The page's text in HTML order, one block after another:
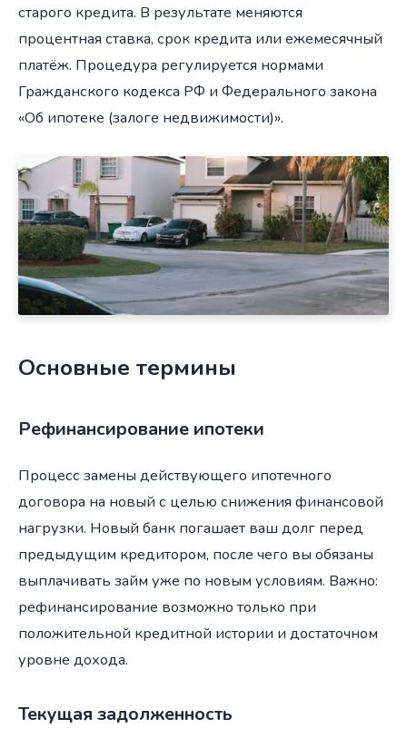
старого кредита. В результате меняются
процентная ставка, срок кредита или ежемесячный
платёж. Процедура регулируется нормами
Гражданского кодекса РФ и Федерального закона
«Об ипотеке (залоге недвижимости)».
Основные термины
Рефинансирование ипотеки
Процесс замены действующего ипотечного
договора на новый с целью снижения финансовой
нагрузки. Новый банк погашает ваш долг перед
предыдущим кредитором, после чего вы обязаны
выплачивать займ уже по новым условиям. Важно:
рефинансирование возможно только при
положительной кредитной истории и достаточном
уровне дохода.
Текущая задолженность